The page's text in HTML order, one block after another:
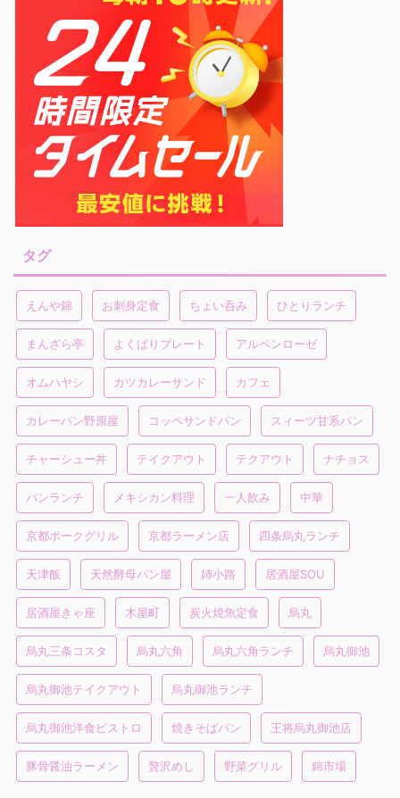
タグ
えんや錦 お刺身定食 ちょい呑み ひとりランチ
まんざら亭 よくばりプレート アルペンローゼ
オムハヤシ カツカレーサンド カフェ
カレーパン野原屋 コッペサンドパン スィーツ甘系パン
チャーシュー丼 テイクアウト テクアウト ナチョス
パンランチ メキシカン料理 一人飲み 中華
京都ポークグリル 京都ラーメン店 四条烏丸ランチ
天津飯 天然酵母パン屋 姉小路 居酒屋SOU
居酒屋きゃ座 木屋町 炭火焼魚定食 烏丸
烏丸三条コスタ 烏丸六角 烏丸六角ランチ 烏丸御池
烏丸御池テイクアウト 烏丸御池ランチ
烏丸御池洋食ビストロ 焼きそばパン 王将烏丸御池店
豚骨醤油ラーメン 贅沢めし 野菜グリル 錦市場